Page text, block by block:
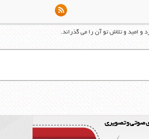
و امید و تلاش تو آن را می گذراند.